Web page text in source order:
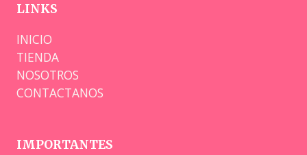
LINKS
INICIO
TIENDA
NOSOTROS
CONTACTANOS
IMPORTANTES